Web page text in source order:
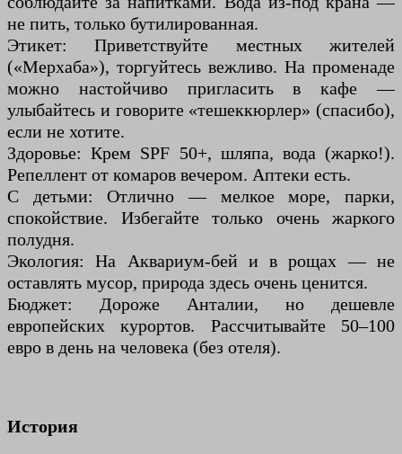
не пить, только бутилированная.
Этикет: Приветствуйте местных жителей
(«Мерхаба»), торгуйтесь вежливо. На променаде
можно настойчиво пригласить в кафе —
улыбайтесь и говорите «тешеккюрлер» (спасибо),
если не хотите.
Здоровье: Крем SPF 50+, шляпа, вода (жарко!).
Репеллент от комаров вечером. Аптеки есть.
С детьми: Отлично — мелкое море, парки,
спокойствие. Избегайте только очень жаркого
полудня.
Экология: На Аквариум-бей и в рощах — не
оставлять мусор, природа здесь очень ценится.
Бюджет: Дороже Анталии, но дешевле
европейских курортов. Рассчитывайте 50–100
евро в день на человека (без отеля).
История